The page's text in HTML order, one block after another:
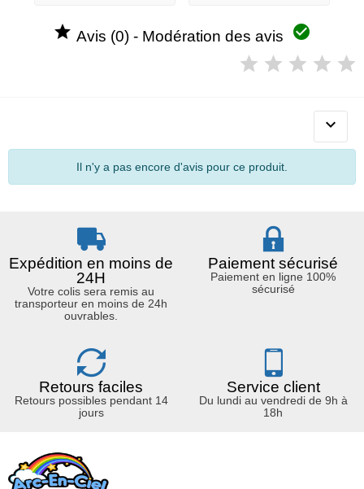
 Avis (0) - Modération des avis 

Il n'y a pas encore d'avis pour ce produit.
Expédition en moins de
24H
Votre colis sera remis au
transporteur en moins de 24h
ouvrables.
Paiement sécurisé
Paiement en ligne 100%
sécurisé
Retours faciles
Retours possibles pendant 14
jours
Service client
Du lundi au vendredi de 9h à
18h